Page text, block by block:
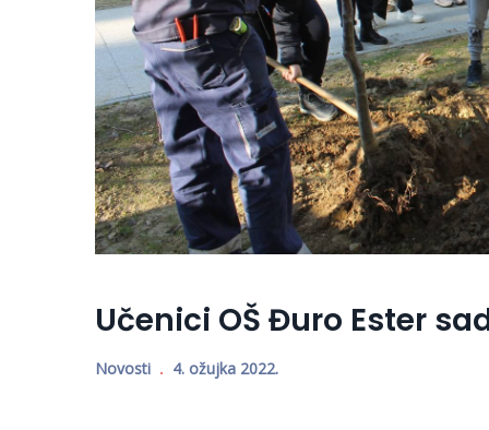
Učenici OŠ Đuro Ester
Novosti 4. ožujka 2022.